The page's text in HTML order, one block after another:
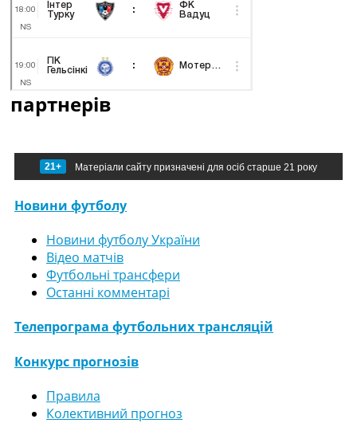
партнерів
21+ Матеріали сайту призначені для осіб старше 21 року
Новини футболу
Новини футболу України
Відео матчів
Футбольні трансфери
Останні комментарі
Телепрограма футбольних трансляцій
Конкурс прогнозів
Правила
Колективний прогноз